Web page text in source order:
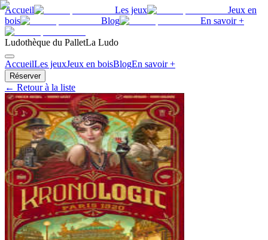
Accueil Les jeux
Jeux en
bois
Blog En savoir +
Ludothèque du PalletLa Ludo
AccueilLes jeuxJeux en boisBlogEn savoir +
Réserver
← Retour à la liste